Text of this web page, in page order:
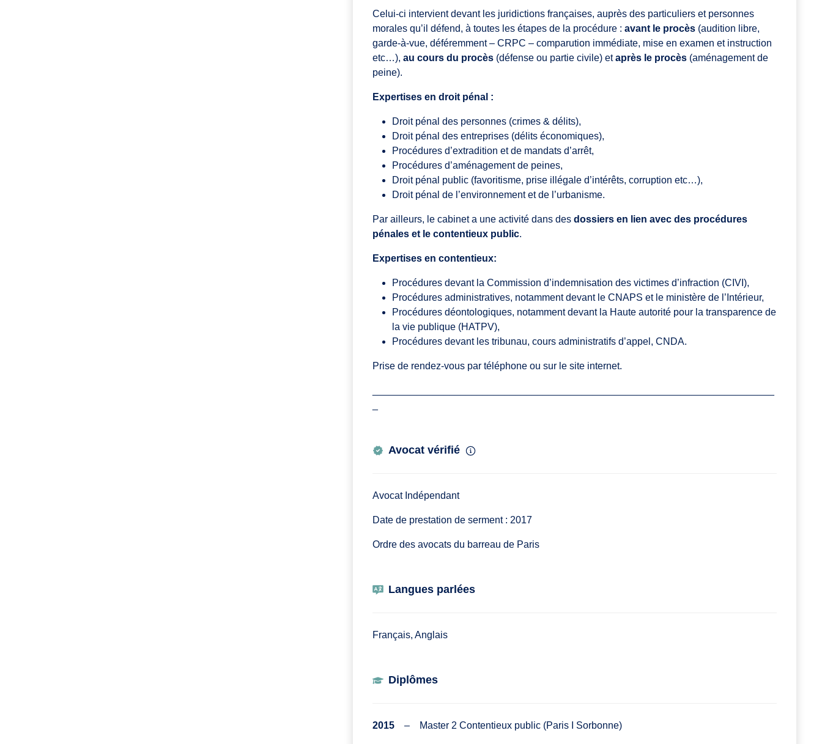
Celui-ci intervient devant les juridictions françaises, auprès des particuliers et personnes
morales qu’il défend, à toutes les étapes de la procédure : avant le procès (audition libre,
garde-à-vue, déféremment – CRPC – comparution immédiate, mise en examen et instruction
etc…), au cours du procès (défense ou partie civile) etaprès le procès (aménagement de
peine).
Expertises en droit pénal :
Droit pénal des personnes (crimes & délits),
Droit pénal des entreprises (délits économiques),
Procédures d’extradition et de mandats d’arrêt,
Procédures d’aménagement de peines,
Droit pénal public (favoritisme, prise illégale d’intérêts, corruption etc…),
Droit pénal de l’environnement et de l’urbanisme.
Par ailleurs, le cabinet a une activité dans des dossiers en lien avec des procédures
pénales et le contentieux public.
Expertises en contentieux:
Procédures devant la Commission d’indemnisation des victimes d’infraction (CIVI),
Procédures administratives, notamment devant le CNAPS et le ministère de l’Intérieur,
Procédures déontologiques, notamment devant la Haute autorité pour la transparence de
la vie publique (HATPV),
Procédures devant les tribunau, cours administratifs d’appel, CNDA.
Prise de rendez-vous par téléphone ou sur le site internet.
Avocat vérifié
Avocat Indépendant
Date de prestation de serment : 2017
Ordre des avocats du barreau de Paris
Langues parlées
Français, Anglais
Diplômes
2015 – Master 2 Contentieux public (Paris I Sorbonne)